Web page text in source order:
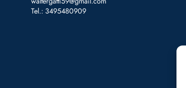
Tel.: 3495480909